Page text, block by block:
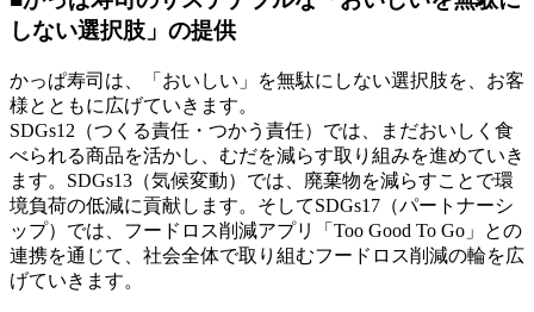
しない選択肢」の提供
かっぱ寿司は、「おいしい」を無駄にしない選択肢を、お客
様とともに広げていきます。
SDGs12（つくる責任・つかう責任）では、まだおいしく食
べられる商品を活かし、むだを減らす取り組みを進めていき
ます。SDGs13（気候変動）では、廃棄物を減らすことで環
境負荷の低減に貢献します。そしてSDGs17（パートナーシ
ップ）では、フードロス削減アプリ「Too Good To Go」との
連携を通じて、社会全体で取り組むフードロス削減の輪を広
げていきます。